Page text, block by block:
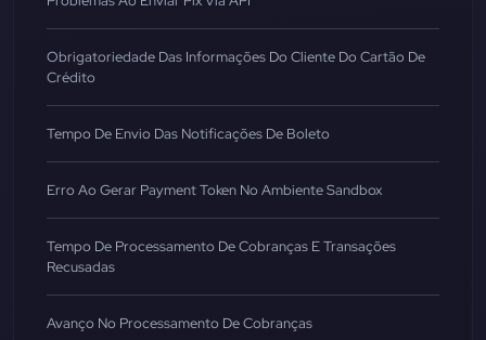
Obrigatoriedade Das Informações Do Cliente Do Cartão De
Crédito
Tempo De Envio Das Notificações De Boleto
Erro Ao Gerar Payment Token No Ambiente Sandbox
Tempo De Processamento De Cobranças E Transações
Recusadas
Avanço No Processamento De Cobranças